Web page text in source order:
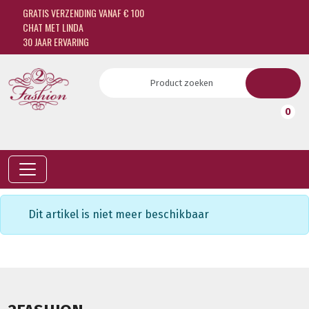
GRATIS VERZENDING VANAF € 100
CHAT MET LINDA
30 JAAR ERVARING
0
Dit artikel is niet meer beschikbaar